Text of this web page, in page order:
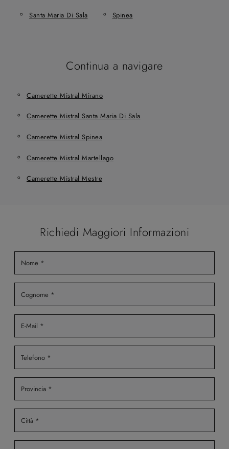
Santa Maria Di Sala Spinea
Continua a navigare
Camerette Mistral Mirano
Camerette Mistral Santa Maria Di Sala
Camerette Mistral Spinea
Camerette Mistral Martellago
Camerette Mistral Mestre
Richiedi Maggiori Informazioni